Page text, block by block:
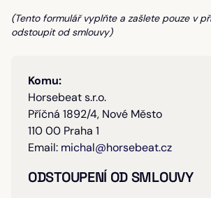
(Tento formulář vyplňte a zašlete pouze v
odstoupit od smlouvy)
Komu:
Horsebeat s.r.o.
Příčná 1892/4, Nové Město
110 00 Praha 1
Email: michal@horsebeat.cz
ODSTOUPENÍ OD SMLOUVY